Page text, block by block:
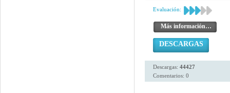
Evaluación:
Más información…
DESCARGAS
Descargas: 44427
Comentarios: 0